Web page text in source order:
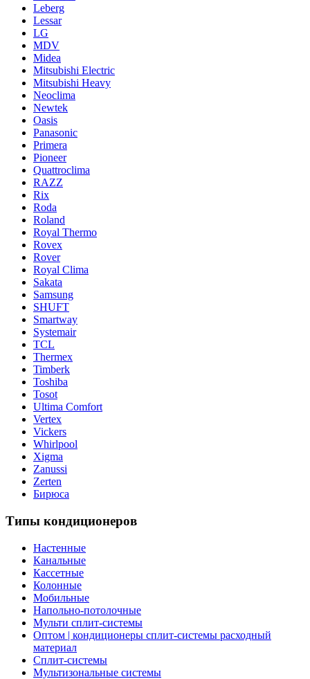
Leberg
Lessar
LG
MDV
Midea
Mitsubishi Electric
Mitsubishi Heavy
Neoclima
Newtek
Oasis
Panasonic
Primera
Pioneer
Quattroclima
RAZZ
Rix
Roda
Roland
Royal Thermo
Rovex
Rover
Royal Clima
Sakata
Samsung
SHUFT
Smartway
Systemair
TCL
Thermex
Timberk
Toshiba
Tosot
Ultima Comfort
Vertex
Vickers
Whirlpool
Xigma
Zanussi
Zerten
Бирюса
Типы кондиционеров
Настенные
Канальные
Кассетные
Колонные
Мобильные
Напольно-потолочные
Мульти сплит-системы
Оптом | кондиционеры сплит-системы расходный
материал
Сплит-системы
Мультизональные системы